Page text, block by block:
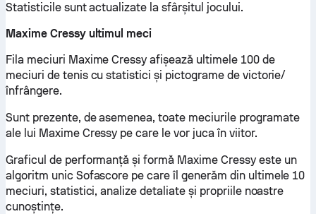
Statisticile sunt actualizate la sfârșitul jocului.
Maxime Cressy ultimul meci
Fila meciuri Maxime Cressy afișează ultimele 100 de
meciuri de tenis cu statistici și pictograme de victorie/
înfrângere.
Sunt prezente, de asemenea, toate meciurile programate
ale lui Maxime Cressy pe care le vor juca în viitor.
Graficul de performanță și formă Maxime Cressy este un
algoritm unic Sofascore pe care îl generăm din ultimele 10
meciuri, statistici, analize detaliate și propriile noastre
cunoștințe.